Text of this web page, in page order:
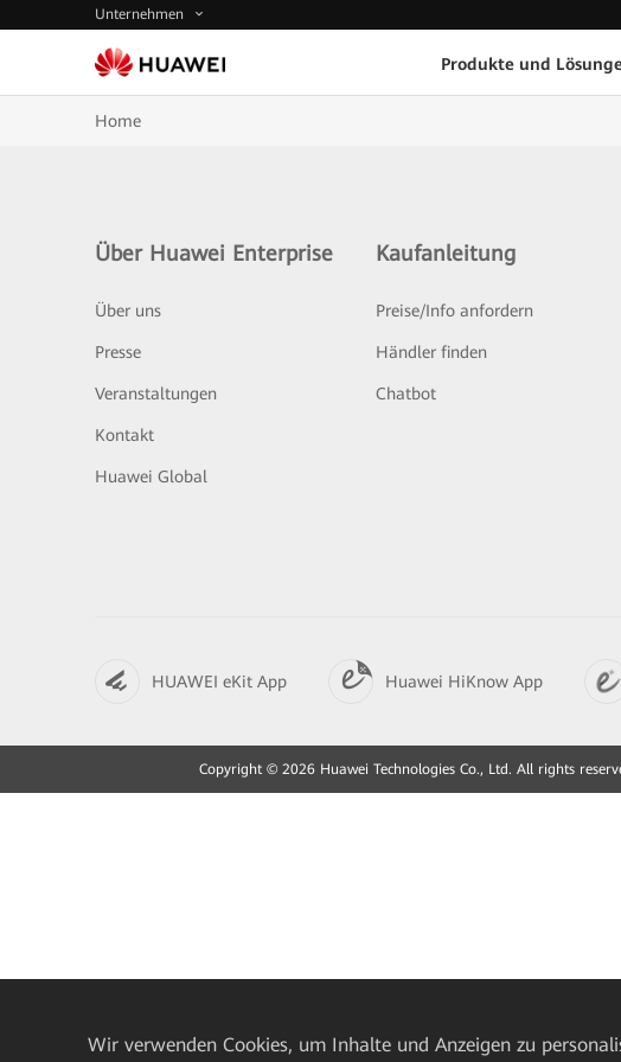
Unternehmen
Produkte und
Home
Über Huawei Enterprise
Über uns
Presse
Veranstaltungen
Kontakt
Huawei Global
Kaufanleitung
Preise/Info anfordern
Händler finden
Chatbot
HUAWEI eKit App Huawei HiKnow App
Copyright © 2026 Huawei Technologies Co., Ltd. All rights
Wir verwenden Cookies, um Inhalte und Anzeigen zu